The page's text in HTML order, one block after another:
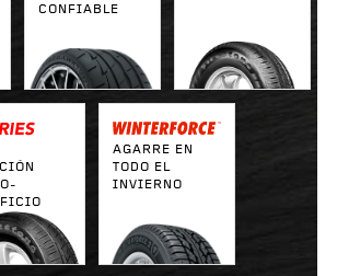
CONFIABLE
AGARRE EN
TODO EL
INVIERNO